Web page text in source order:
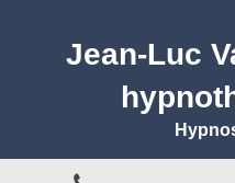
Jean-Luc